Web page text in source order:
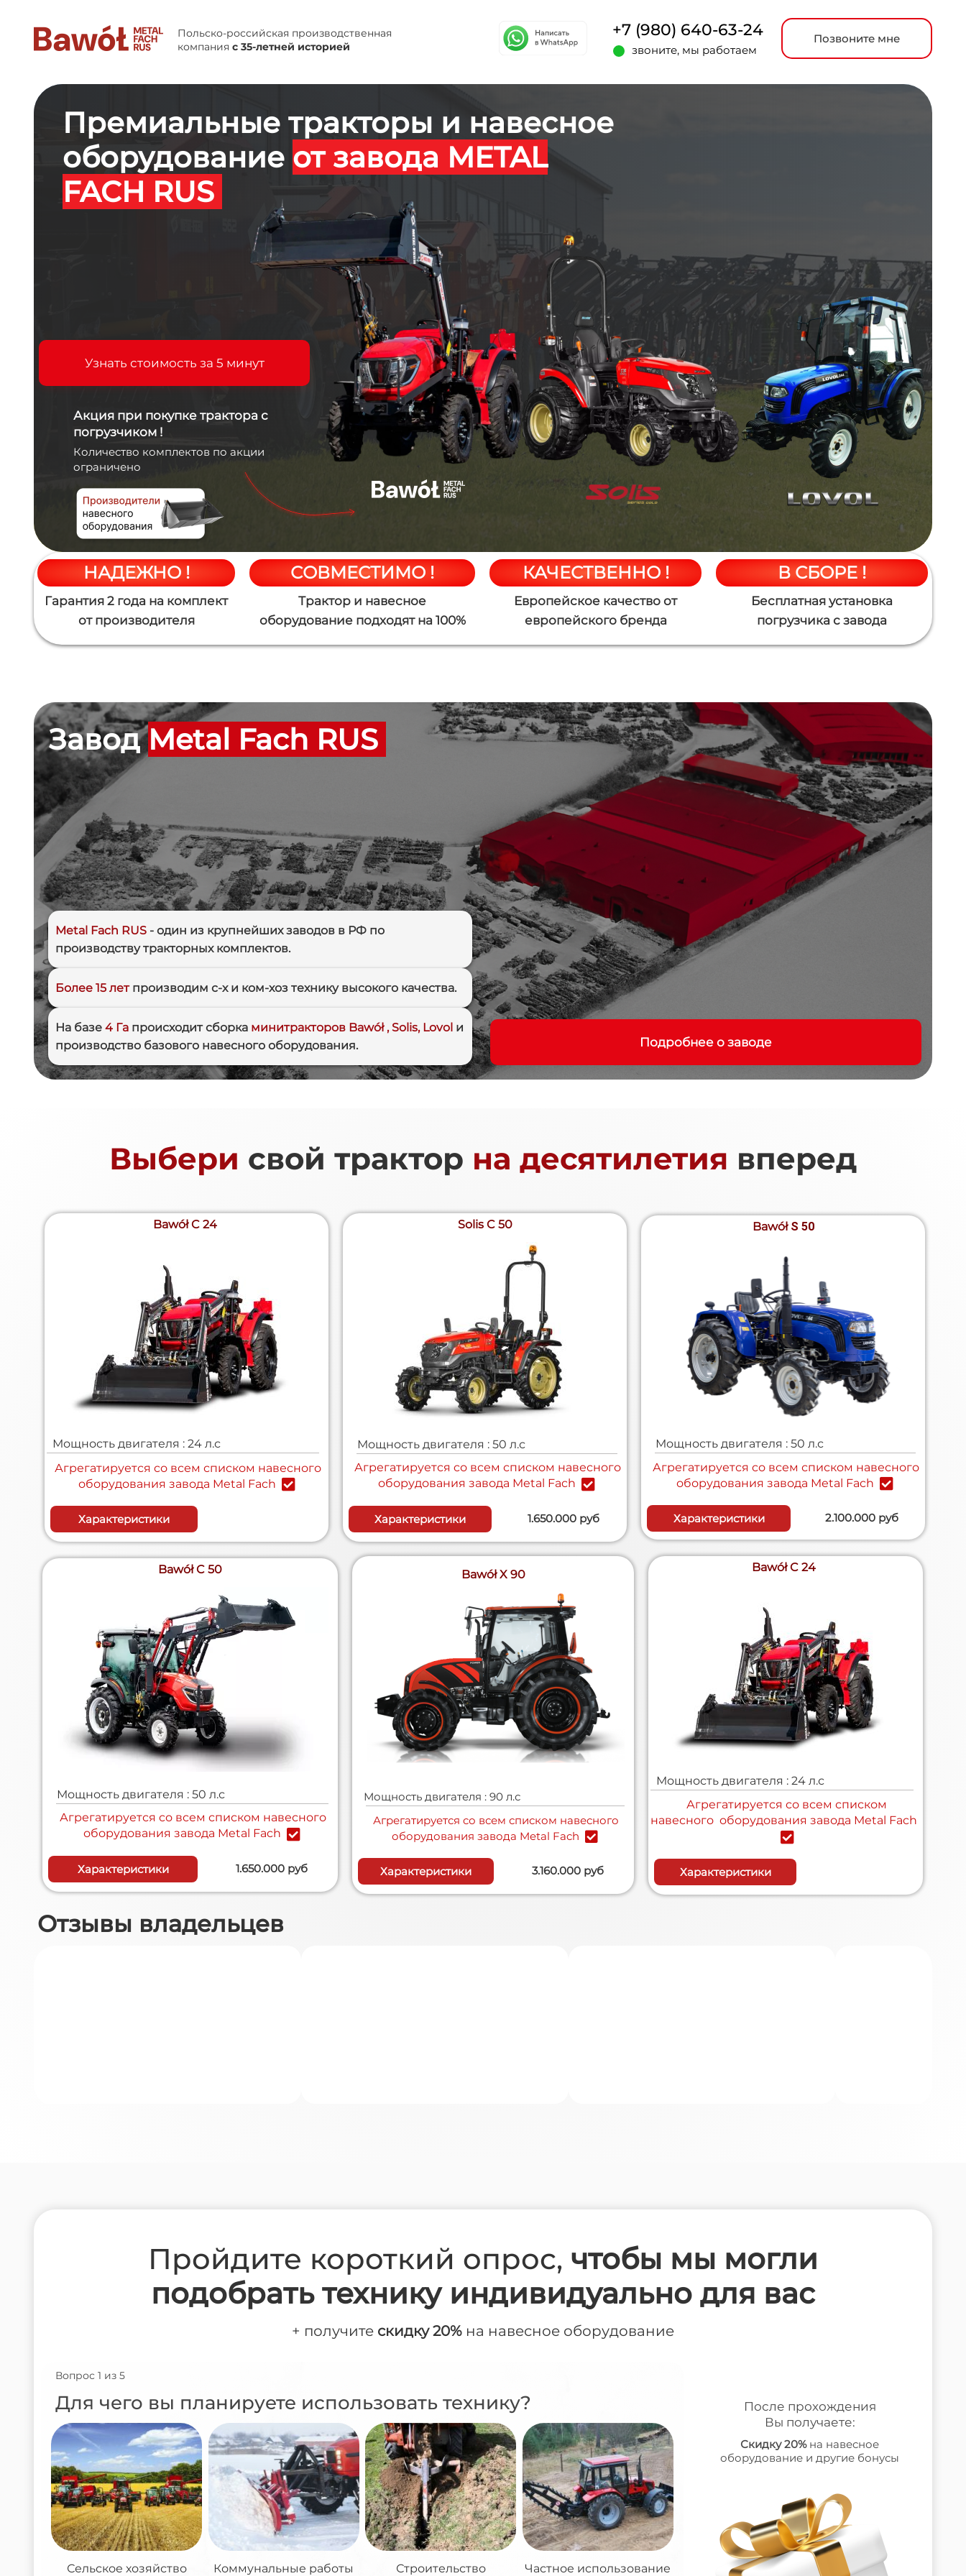
Польско-российская производственная
компания с 35-летней историей
+7 (980) 640-63-24
звоните, мы работаем
Позвоните мне
Узнать стоимость за 5 минут
Премиальные тракторы и навесное
оборудование от завода METAL
FACH RUS
Акция при покупке трактора с
погрузчиком !
Количество комплектов по акции
ограничено
НАДЕЖНО !
Гарантия 2 года на комплект
от производителя
СОВМЕСТИМО !
Трактор и навесное
оборудование подходят на 100%
КАЧЕСТВЕННО !
Европейское качество от
европейского бренда
В СБОРЕ !
Бесплатная установка
погрузчика с завода
ЗаводMetal Fach RUS
Metal Fach RUS - один из крупнейших заводов в РФ по
производству тракторных комплектов.
Более 15 летпроизводим с-х и ком-хоз технику высокого качества.
На базе 4 Га происходит сборка минитракторов Bawół , Solis, Lovol и
производство базового навесного оборудования.
Подробнее о заводе
Выбери свой трактор на десятилетия вперед
Bawół C 24
Мощность двигателя : 24 л.с
Агрегатируется cо всем списком навесного
оборудования завода Metal Fach
Характеристики
Solis C 50
Мощность двигателя : 50 л.с
Агрегатируется cо всем списком навесного
оборудования завода Metal Fach
Характеристики 1.650.000 руб
BawółS 50
Мощность двигателя : 50 л.с
Агрегатируется cо всем списком навесного
оборудования завода Metal Fach
Характеристики 2.100.000 руб
BawółC 50
Мощность двигателя : 50 л.с
Агрегатируется cо всем списком навесного
оборудования завода Metal Fach
Характеристики 1.650.000 руб
Bawół X 90
Мощность двигателя : 90 л.с
Агрегатируется cо всем списком навесного
оборудования завода Metal Fach
Характеристики 3.160.000 руб
Bawół C 24
Мощность двигателя : 24 л.с
Агрегатируется cо всем списком
навесного оборудования завода Metal Fach
Характеристики
Отзывы владельцев
Пройдите короткий опрос, чтобы мы могли
подобрать технику индивидуально для вас
+ получите скидку 20% на навесное оборудование
Вопрос 1 из 5
Для чего вы планируете использовать технику?
Сельское хозяйство Коммунальные работы Строительство Частное использование
Когда вы планируете
В ближайшие 2 недели
Пока только изучаю варианты
После прохождения
Вы получаете:
Скидку 20%на навесное
оборудование и другие бонусы